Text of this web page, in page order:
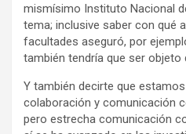
mismísimo Instituto Nacional
tema; inclusive saber con qué
facultades aseguró, por
también tendría que ser objeto
Y también decirte que
colaboración y comunicación
pero estrecha comunicación